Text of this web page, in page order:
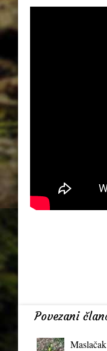
Povezani